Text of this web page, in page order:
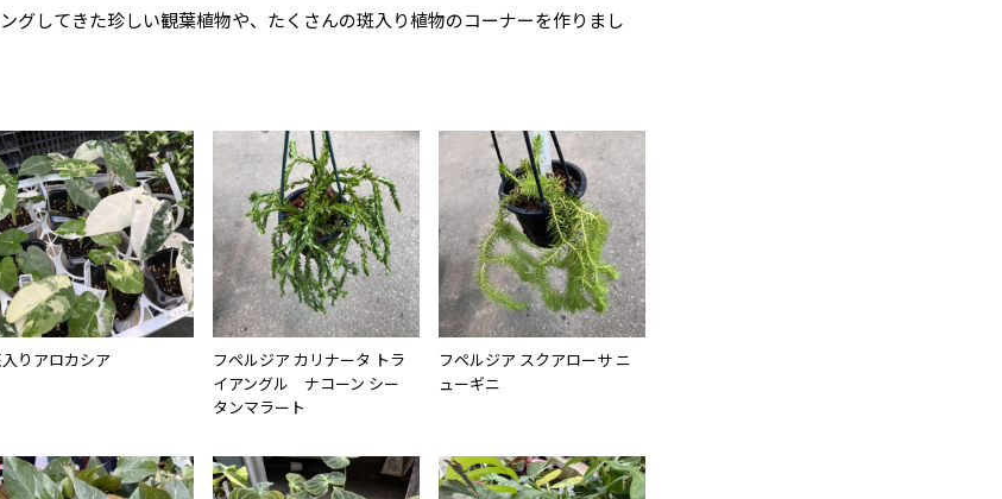
グしてきた珍しい観葉植物や、たくさんの斑入り植物のコーナーを作りまし
りアロカシア
フペルジア カリナータ トラ
イアングル ナコーン シー
タンマラート
フペルジア スクアローサ ニ
ューギニ